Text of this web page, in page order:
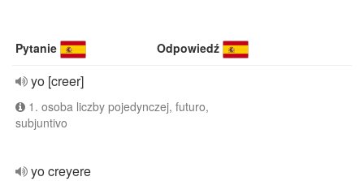
Pytanie Odpowiedź
yo [creer]
1. osoba liczby pojedynczej, futuro,
subjuntivo
yo creyere